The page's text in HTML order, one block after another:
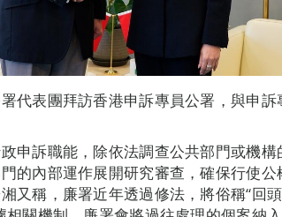
代表團拜訪香港申訴專員公署，與申訴
申訴職能，除依法調查公共部門或機構
的內部運作展開研究審查，確保行使
又稱，廉署近年透過修法，將俗稱“回